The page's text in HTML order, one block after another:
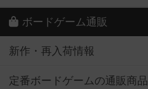
ボードゲーム通販
新作・再入荷情報
定番ボードゲームの通販商品